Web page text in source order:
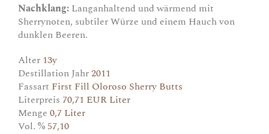
Nachklang: Langanhaltend und wärmend mit
Sherrynoten, subtiler Würze und einem Hauch von
dunklen Beeren.
Alter 13y
Destillation Jahr2011
Fassart First Fill Oloroso Sherry Butts
Literpreis 70,71 EUR Liter
Menge 0,7 Liter
Vol. % 57,10